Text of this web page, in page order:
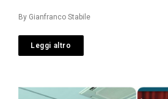
By Gianfranco Stabile
Leggi altro